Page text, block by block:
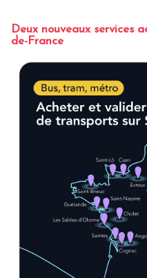
Deux nouveaux services
de-France